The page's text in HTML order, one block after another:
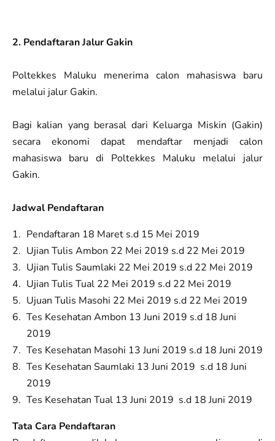
2. Pendaftaran Jalur Gakin
Poltekkes Maluku menerima calon mahasiswa baru
melalui jalur Gakin.
Bagi kalian yang berasal dari Keluarga Miskin (Gakin)
secara ekonomi dapat mendaftar menjadi calon
mahasiswa baru di Poltekkes Maluku melalui jalur
Gakin.
Jadwal Pendaftaran
Pendaftaran 18 Maret s.d 15 Mei 2019
Ujian Tulis Ambon 22 Mei 2019 s.d 22 Mei 2019
Ujian Tulis Saumlaki 22 Mei 2019 s.d 22 Mei 2019
Ujian Tulis Tual 22 Mei 2019 s.d 22 Mei 2019
Ujuan Tulis Masohi 22 Mei 2019 s.d 22 Mei 2019
Tes Kesehatan Ambon 13 Juni 2019 s.d 18 Juni
2019
Tes Kesehatan Masohi 13 Juni 2019 s.d 18 Juni 2019
Tes Kesehatan Saumlaki 13 Juni 2019 s.d 18 Juni
2019
Tes Kesehatan Tual 13 Juni 2019 s.d 18 Juni 2019
Tata Cara Pendaftaran